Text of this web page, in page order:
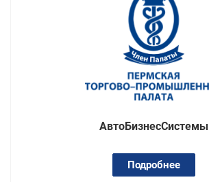
АвтоБизнесСистемы
Подробнее